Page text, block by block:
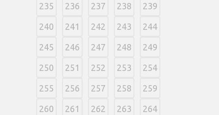
235 236 237 238 239
240 241 242 243 244
245 246 247 248 249
250 251 252 253 254
255 256 257 258 259
260 261 262 263 264